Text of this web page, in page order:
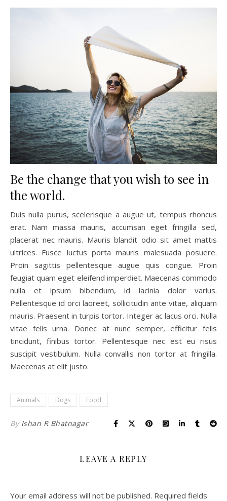
Be the change that you wish to see in
the world.
Duis nulla purus, scelerisque a augue ut, tempus rhoncus
erat. Nam massa mauris, accumsan eget fringilla sed,
placerat nec mauris. Mauris blandit odio sit amet mattis
ultrices. Fusce luctus porta mauris malesuada posuere.
Proin sagittis pellentesque augue quis congue. Proin
feugiat quam eget eleifend imperdiet. Maecenas commodo
nulla et ipsum bibendum, id lacinia dolor varius.
Pellentesque id orci laoreet, sollicitudin ante vitae, aliquam
mauris. Praesent in turpis tortor. Integer ac lacus orci. Nulla
vitae felis urna. Donec at nunc semper, efficitur felis
tincidunt, finibus tortor. Pellentesque nec est eu risus
suscipit vestibulum. Nulla convallis non tortor at fringilla.
Maecenas at elit justo.
Animals Dogs Food
By Ishan R Bhatnagar
LEAVE A REPLY
Your email address will not be published. Required fields